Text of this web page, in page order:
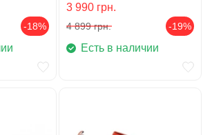
-18%
3 990 грн.
4 899 грн. -19%
Есть в наличии